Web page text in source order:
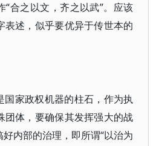
“合之以文，齐之以武”。应该
表述，似乎要优异于传世本的
国家政权机器的柱石，作为执
团体，要确保其发挥强大的战
内部的治理，即所谓“以治为